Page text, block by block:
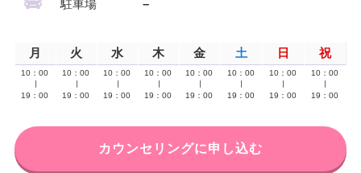
駐車場 –
月 火 水 木 金 土 日 祝
10：00
19：00
10：00
19：00
10：00
19：00
10：00
19：00
10：00
19：00
10：00
19：00
10：00
19：00
10：00
19：00
カウンセリングに申し込む